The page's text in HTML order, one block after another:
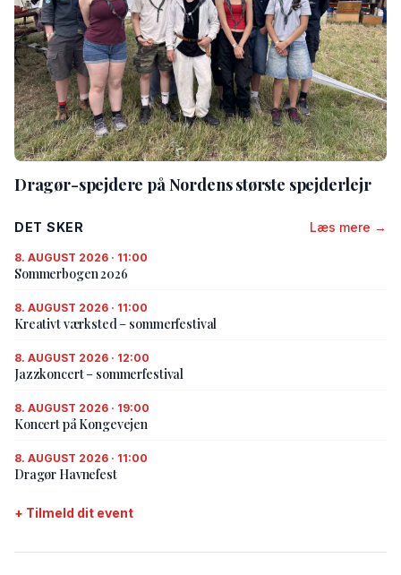
Dragør-spejdere på Nordens største spejderlejr
DET SKER Læs mere →
8. AUGUST 2026 · 11:00
Sommerbogen 2026
8. AUGUST 2026 · 11:00
Kreativt værksted – sommerfestival
8. AUGUST 2026 · 12:00
Jazzkoncert – sommerfestival
8. AUGUST 2026 · 19:00
Koncert på Kongevejen
8. AUGUST 2026 · 11:00
Dragør Havnefest
+ Tilmeld dit event